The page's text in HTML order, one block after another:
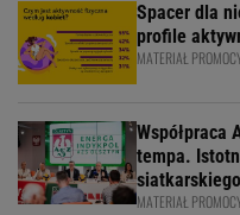
Spacer dla
profile
MATERIAŁ
Współpraca
tempa.
MATERIAŁ